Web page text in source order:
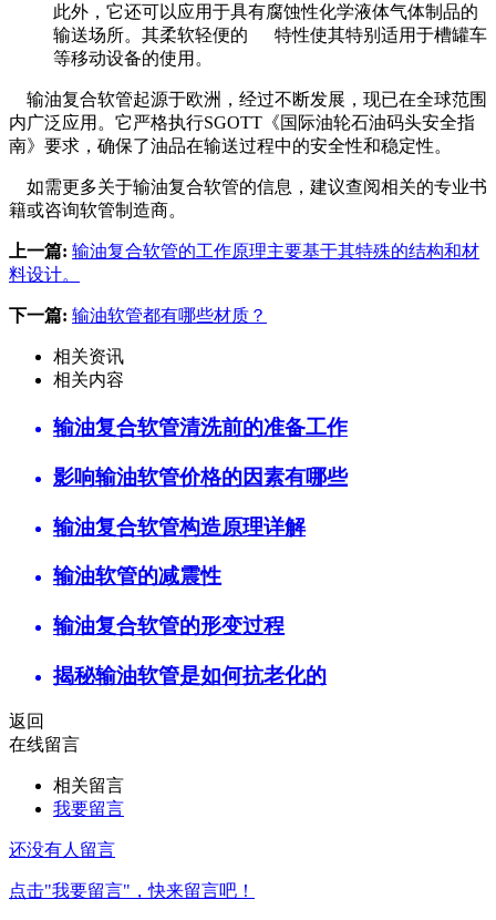
此外，它还可以应用于具有腐蚀性化学液体气体制品的
输送场所。其柔软轻便的 特性使其特别适用于槽罐车
等移动设备的使用。
输油复合软管起源于欧洲，经过不断发展，现已在全球范围
内广泛应用。它严格执行SGOTT《国际油轮石油码头安全指
南》要求，确保了油品在输送过程中的安全性和稳定性。
如需更多关于输油复合软管的信息，建议查阅相关的专业书
籍或咨询软管制造商。
上一篇: 输油复合软管的工作原理主要基于其特殊的结构和材
料设计。
下一篇: 输油软管都有哪些材质？
相关资讯
相关内容
输油复合软管清洗前的准备工作
影响输油软管价格的因素有哪些
输油复合软管构造原理详解
输油软管的减震性
输油复合软管的形变过程
揭秘输油软管是如何抗老化的
返回
在线留言
相关留言
我要留言
还没有人留言
点击"我要留言"，快来留言吧！